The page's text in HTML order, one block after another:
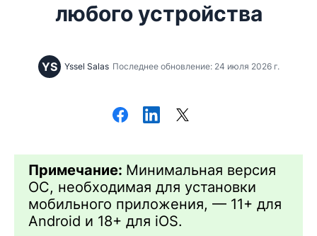
любого устройства
YS Yssel Salas Последнее обновление: 24 июля 2026 г.
Примечание: Минимальная версия
ОС, необходимая для установки
мобильного приложения, — 11+ для
Android и 18+ для iOS.